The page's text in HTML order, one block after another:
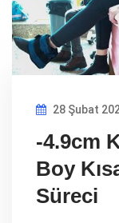
28 Şubat
-4.9cm
Boy
Süreci